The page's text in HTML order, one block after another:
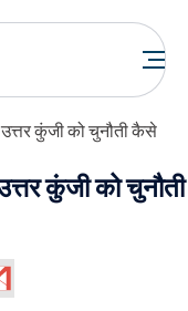
कुंजी को चुनौती कैसे
कुंजी को